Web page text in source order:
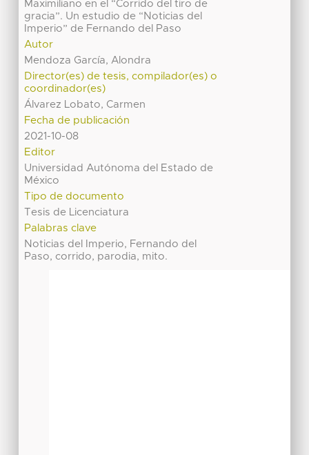
Maximiliano en el “Corrido del tiro de
gracia”. Un estudio de “Noticias del
Imperio” de Fernando del Paso
Autor
Mendoza García, Alondra
Director(es) de tesis, compilador(es) o
coordinador(es)
Álvarez Lobato, Carmen
Fecha de publicación
2021-10-08
Editor
Universidad Autónoma del Estado de
México
Tipo de documento
Tesis de Licenciatura
Palabras clave
Noticias del Imperio, Fernando del
Paso, corrido, parodia, mito.